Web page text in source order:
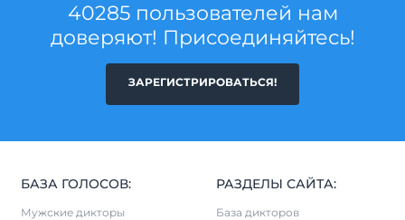
40285 пользователей нам
доверяют! Присоединяйтесь!
ЗАРЕГИСТРИРОВАТЬСЯ!
БАЗА ГОЛОСОВ:
Мужские дикторы
РАЗДЕЛЫ САЙТА:
База дикторов